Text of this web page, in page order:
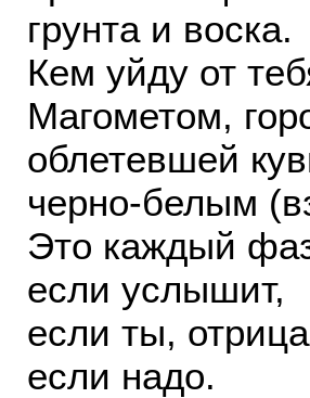
грунта и воска.
Кем уйду от
Магометом,
облетевшей
черно-белым
Это каждый
если услышит,
если ты,
если надо.